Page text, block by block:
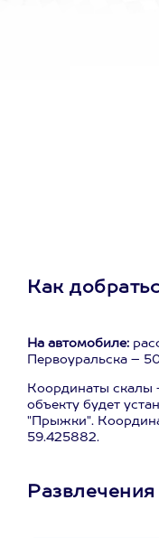
Как
На автомобиле:
Первоуральска –
Координаты скалы
объекту будет
"Прыжки".
59.425882.